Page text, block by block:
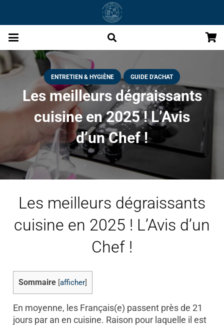
ENTRETIEN & HYGIÈNE GUIDE D'ACHAT
Les meilleurs dégraissants
cuisine en 2025 ! L’Avis
d’un Chef !
Les meilleurs dégraissants
cuisine en 2025 ! L’Avis d’un
Chef !
Sommaire afficher]
En moyenne, les Français(e) passent près de 21
jours par an en cuisine. Raison pour laquelle il est